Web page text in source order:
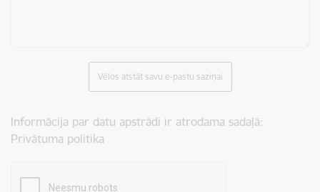
Vēlos atstāt savu e-pastu saziņai
Informācija par datu apstrādi ir atrodama sadaļā:
Privātuma politika